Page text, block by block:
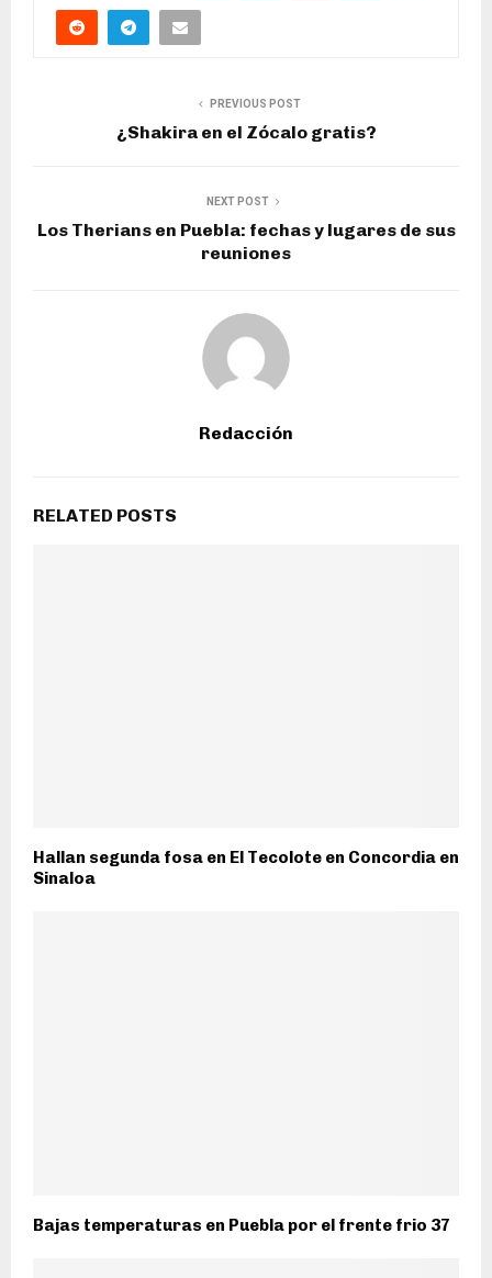
PREVIOUS POST
¿Shakira en el Zócalo gratis?
NEXT POST
Los Therians en Puebla: fechas y lugares de sus
reuniones
Redacción
RELATED POSTS
Hallan segunda fosa en El Tecolote en Concordia en
Sinaloa
Bajas temperaturas en Puebla por el frente frio 37